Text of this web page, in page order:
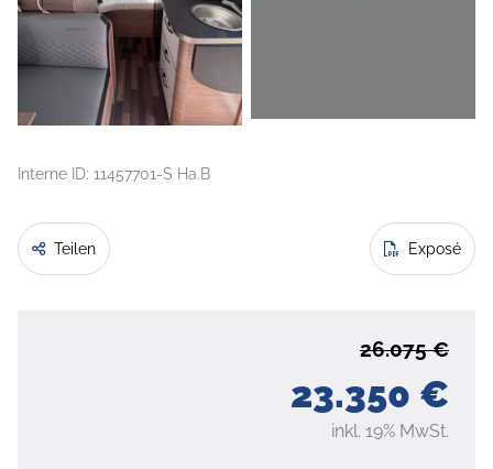
Interne ID: 11457701-S Ha.B
Teilen Exposé
23.350 €
26.075 €
inkl. 19% MwSt.